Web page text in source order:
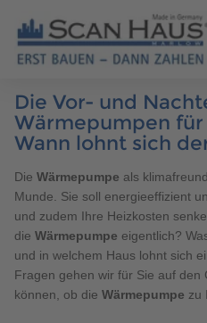
HÄUSER
SCANHAUS-VORTEILE
RUND UMS BAUEN
ÜBER UNS
Die Vor- und
Wärmepumpen für
Wann lohnt sich
Die Wärmepumpe als
Munde. Sie soll energieeffizient
und zudem Ihre Heizkosten
die Wärmepumpe eigentlich?
und in welchem Haus lohnt sich
Fragen gehen wir für Sie auf den
können, ob die Wärmepumpe zu